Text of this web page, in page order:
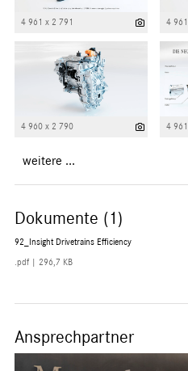
4 961 x 2 791 4
4 960 x 2 790 4
weitere ...
Dokumente (1)
92_Insight Drivetrains Efficiency
.pdf 296,7 KB
Ansprechpartner